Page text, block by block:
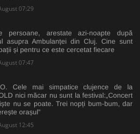
07:29
persoane, arestate azi-noapte după
asupra Ambulanței din Cluj. Cine sunt
și pentru ce este cercetat fiecare
07:47
Cele mai simpatice clujence de la
nici măcar nu sunt la festival:„Concert
nu se poate. Trei nopți bum-bum, dar
orașul”
12:45